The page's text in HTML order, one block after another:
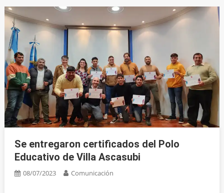
Se entregaron certificados del Polo
Educativo de Villa Ascasubi
08/07/2023 Comunicación